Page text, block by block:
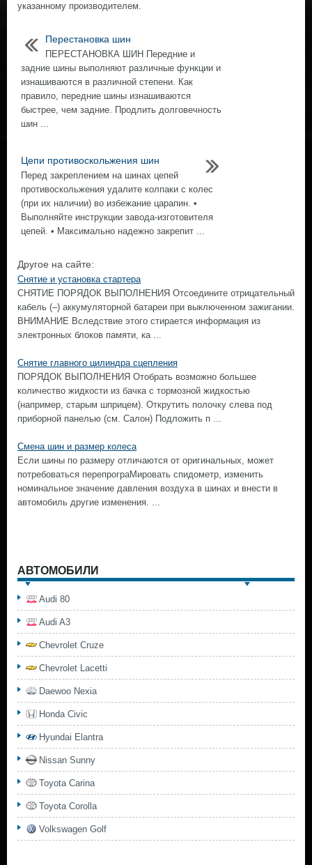
указанному производителем.
Перестановка шин
ПЕРЕСТАНОВКА ШИН Передние и
задние шины выполняют различные функции и
изнашиваются в различной степени. Как
правило, передние шины изнашиваются
быстрее, чем задние. Продлить долговечность
шин ...
Цепи противоскольжения шин
Перед закреплением на шинах цепей
противоскольжения удалите колпаки с колес
(при их наличии) во избежание царапин. •
Выполняйте инструкции завода-изготовителя
цепей. • Максимально надежно закрепит ...
Другое на сайте:
Снятие и установка стартера
СНЯТИЕ ПОРЯДОК ВЫПОЛНЕНИЯ Отсоедините отрицательный
кабель (–) аккумуляторной батареи при выключенном зажигании.
ВНИМАНИЕ Вследствие этого стирается информация из
электронных блоков памяти, ка ...
Снятие главного цилиндра сцепления
ПОРЯДОК ВЫПОЛНЕНИЯ Отобрать возможно большее
количество жидкости из бачка с тормозной жидкостью
(например, старым шприцем). Открутить полочку слева под
приборной панелью (см. Салон) Подложить п ...
Смена шин и размер колеса
Если шины по размеру отличаются от оригинальных, может
потребоваться перепрограМировать спидометр, изменить
номинальное значение давления воздуха в шинах и внести в
автомобиль другие изменения. ...
АВТОМОБИЛИ
Audi 80
Audi A3
Chevrolet Cruze
Chevrolet Lacetti
Daewoo Nexia
Honda Civic
Hyundai Elantra
Nissan Sunny
Toyota Carina
Toyota Corolla
Volkswagen Golf